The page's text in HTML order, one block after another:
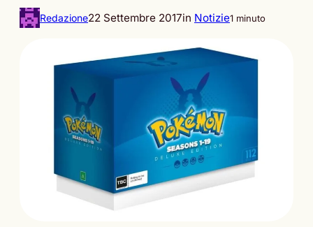
Redazione22 Settembre 2017in Notizie1 minuto